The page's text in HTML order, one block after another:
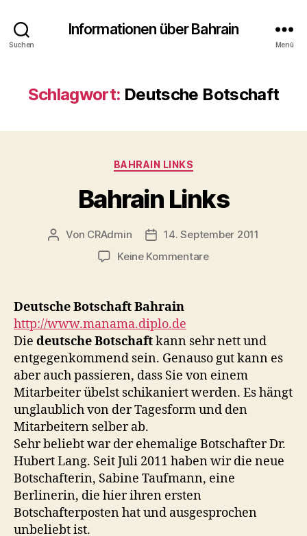
Suchen
Informationen über Bahrain
Menü
Schlagwort: Deutsche Botschaft
Kategorien
BAHRAIN LINKS
Bahrain Links
Beitragsautor
Von CRAdmin Veröffentlichungsdatum
14. September 2011
Keine Kommentarezu
Deutsche Botschaft Bahrain
http://www.manama.diplo.de
Die deutsche Botschaftkann sehr nett und
entgegenkommend sein. Genauso gut kann es
aber auch passieren, dass Sie von einem
Mitarbeiter übelst schikaniert werden. Es hängt
unglaublich von der Tagesform und den
Mitarbeitern selber ab.
Sehr beliebt war der ehemalige Botschafter Dr.
Hubert Lang. Seit Juli 2011 haben wir die neue
Botschafterin, Sabine Taufmann, eine
Berlinerin, die hier ihren ersten
Botschafterposten hat und ausgesprochen
unbeliebt ist.